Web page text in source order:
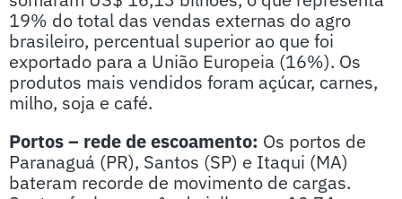
19% do total das vendas externas do agro
brasileiro, percentual superior ao que foi
exportado para a União Europeia (16%). Os
produtos mais vendidos foram açúcar, carnes,
milho, soja e café.
Portos – rede de escoamento: Os portos de
Paranaguá (PR), Santos (SP) e Itaqui (MA)
bateram recorde de movimento de cargas.